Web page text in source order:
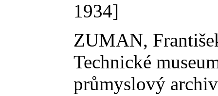
1934]
ZUMAN,
Technické
průmyslový